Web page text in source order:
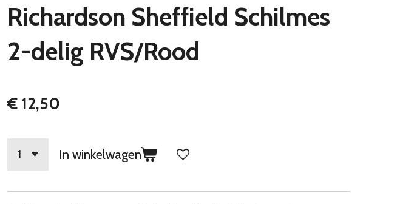
Richardson Sheffield Schilmes
2-delig RVS/Rood
€ 12,50
In winkelwagen